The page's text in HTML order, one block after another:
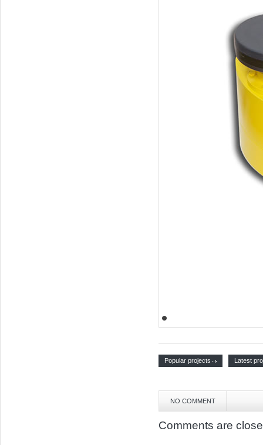
Popular projects Latest
NO COMMENT
Comments are